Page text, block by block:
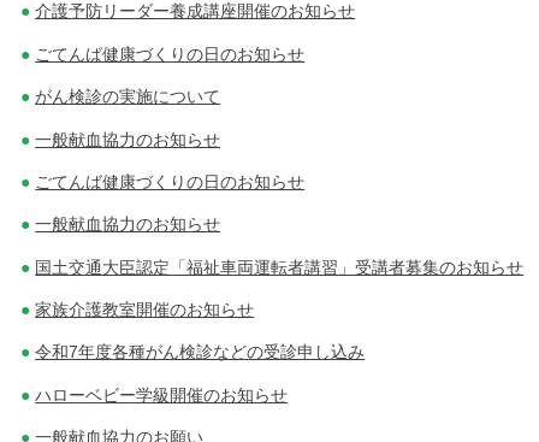
介護予防リーダー養成講座開催のお知らせ
ごてんば健康づくりの日のお知らせ
がん検診の実施について
一般献血協力のお知らせ
ごてんば健康づくりの日のお知らせ
一般献血協力のお知らせ
国土交通大臣認定「福祉車両運転者講習」受講者募集のお知らせ
家族介護教室開催のお知らせ
令和7年度各種がん検診などの受診申し込み
ハローベビー学級開催のお知らせ
一般献血協力のお願い